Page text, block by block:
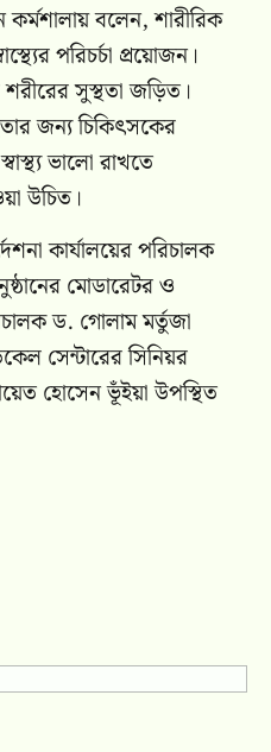
বলেন, শারীরিক
পরিচর্চা প্রয়োজন।
শরীরের সুস্থতা জড়িত।
জন্য চিকিৎসকের
ভালো রাখতে
উচিত।
কার্যালয়ের পরিচালক
মোডারেটর ও
ড. গোলাম মর্তুজা
সেন্টারের সিনিয়র
হোসেন ভূঁইয়া উপস্থিত